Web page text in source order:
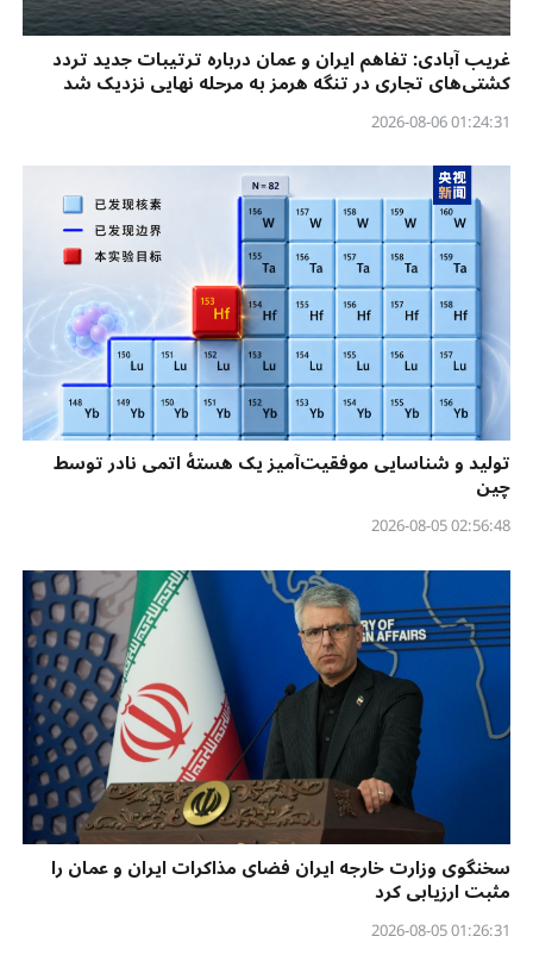
غریب آبادی: تفاهم ایران و عمان درباره ترتیبات جدید تردد
کشتی‌های تجاری در تنگه هرمز به مرحله نهایی نزدیک شد
01:24:31 2026-08-06
تولید و شناسایی موفقیت‌آمیز یک هستهٔ اتمی نادر توسط
چین
02:56:48 2026-08-05
سخنگوی وزارت خارجه ایران فضای مذاکرات ایران و عمان را
مثبت ارزیابی کرد
01:26:31 2026-08-05